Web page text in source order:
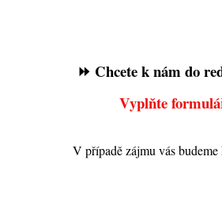
⏩ Chcete k nám do
Vyplňte
V případě zájmu vás budeme